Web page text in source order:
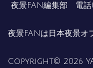
夜景FAN編集部 電話
夜景FANは 日本夜景オ
Copyright© 2026